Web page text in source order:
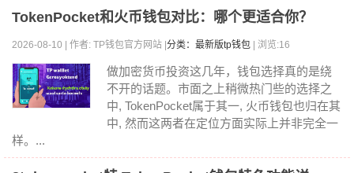
TokenPocket和火币钱包对比：哪个更适合你？
2026-08-10 | 作者: TP钱包官方网站 | 分类：最新版tp钱包 | 浏览:16
做加密货币投资这几年，钱包选择真的是绕
不开的话题。市面之上稍微热门些的选择之
中, TokenPocket属于其一, 火币钱包也归在其
中, 然而这两者在定位方面实际上并非完全一
样。...